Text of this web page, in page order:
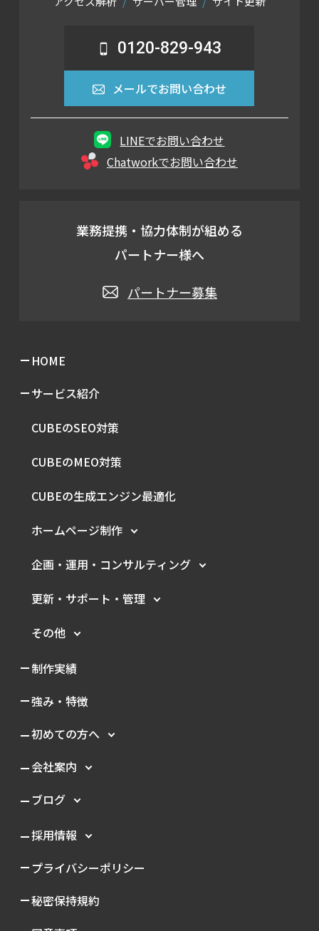
0120-829-943
メールでお問い合わせ
LINEでお問い合わせ
Chatworkでお問い合わせ
業務提携・協力体制が組める
パートナー様へ
パートナー募集
HOME
サービス紹介
CUBEのSEO対策
CUBEのMEO対策
CUBEの生成エンジン最適化
ホームページ制作
企画・運用・ コンサルティング
更新・サポート・管理
その他
制作実績
強み・特徴
初めての方へ
会社案内
ブログ
採用情報
プライバシーポリシー
秘密保持規約